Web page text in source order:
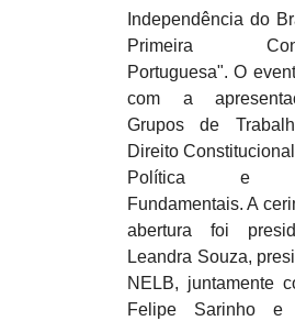
Independência do
Primeira
Portuguesa". O
com a
Grupos de
Direito
Política e
Fundamentais. A
abertura foi
Leandra Souza,
NELB, juntamente
Felipe Sarinho